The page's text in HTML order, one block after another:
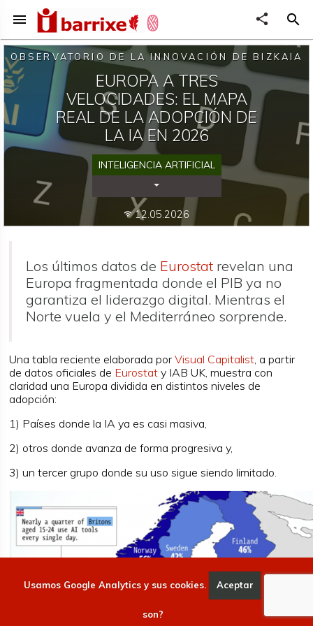
menu share search
OBSERVATORIO DE LA INNOVACIÓN DE BIZKAIA
EUROPA A TRES
VELOCIDADES: EL MAPA
REAL DE LA ADOPCIÓN DE
LA IA EN 2026
INTELIGENCIA ARTIFICIAL
Desplegar Categorías
wifi 12.05.2026
Los últimos datos de Eurostat revelan una
Europa fragmentada donde el PIB ya no
garantiza el liderazgo digital. Mientras el
Norte vuela y el Mediterráneo sorprende.
Una tabla reciente elaborada por Visual Capitalist, a partir
de datos oficiales de Eurostaty IAB UK, muestra con
claridad una Europa dividida en distintos niveles de
adopción:
1) Países donde la IA ya es casi masiva,
2) otros donde avanza de forma progresiva y,
3) un tercer grupo donde su uso sigue siendo limitado.
Usamos Google Analytics y sus cookies. Aceptar
son?